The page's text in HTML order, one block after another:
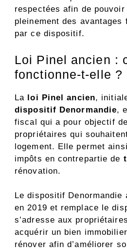
respectées afin de
pleinement des avantages
par ce dispositif.
Loi Pinel ancien :
fonctionne-t-elle ?
La loi Pinel ancien,
dispositif Denormandie,
fiscal qui a pour objectif
propriétaires qui
logement. Elle permet
impôts en contrepartie de
rénovation.
Le dispositif Denormandie
en 2019 et remplace le
s’adresse aux
acquérir un bien
rénover afin d’améliorer